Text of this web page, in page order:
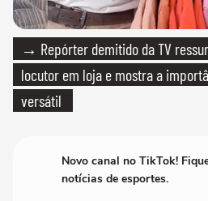
→ Repórter demitido da TV
locutor em loja e mostra a
versátil
Novo canal no TikTok!
notícias de esportes.